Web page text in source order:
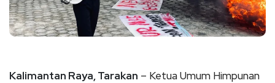
Kalimantan Raya, Tarakan – Ketua Umum Himpunan